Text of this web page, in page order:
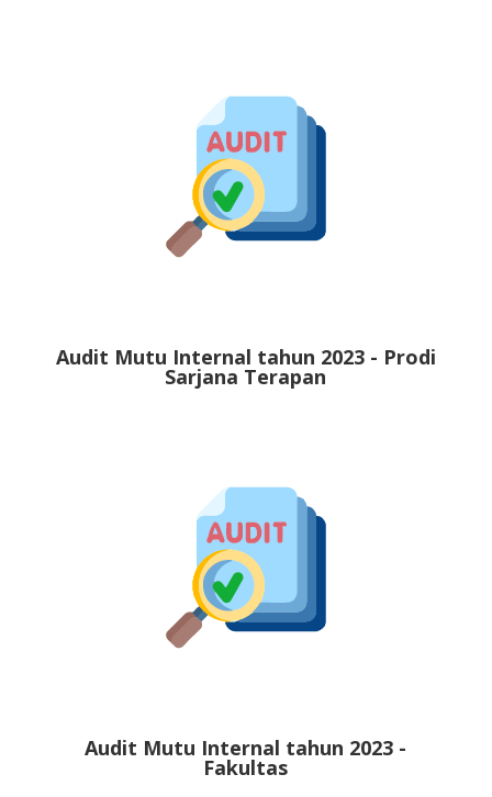
Audit Mutu Internal tahun 2023 - Prodi
Sarjana Terapan
Audit Mutu Internal tahun 2023 -
Fakultas